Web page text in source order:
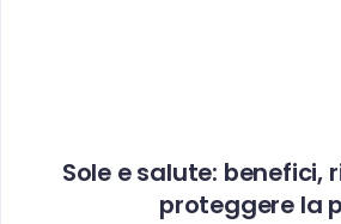
Sole e salute: benefici,
proteggere la